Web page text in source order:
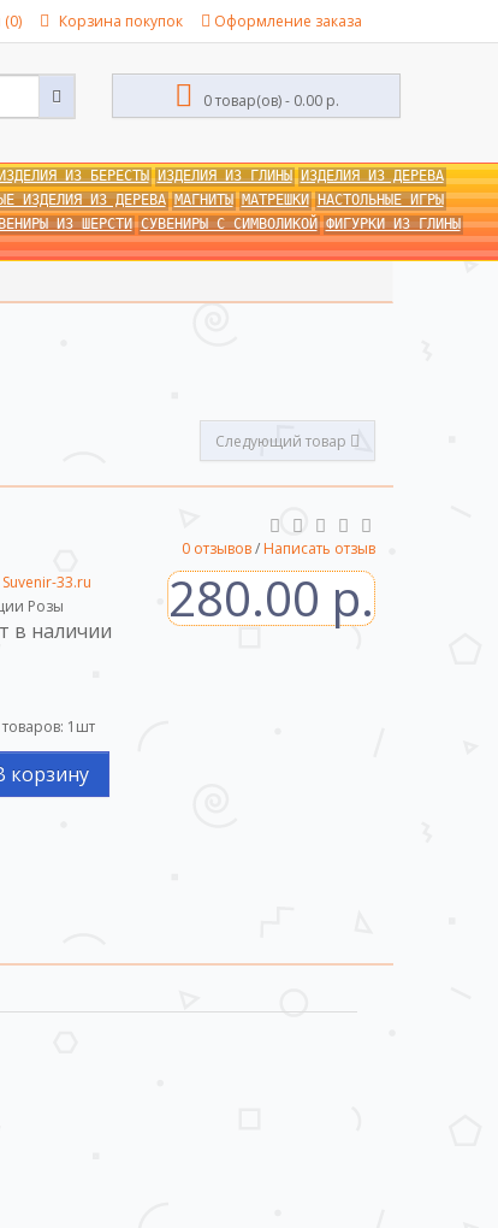
Корзина покупок Оформление заказа
0 товар(ов) - 0.00 р.
ИЗ БЕРЕСТЫ ИЗДЕЛИЯ ИЗ ГЛИНЫ
ИЗДЕЛИЯ ИЗ ДЕРЕВА
ИЗДЕЛИЯ ИЗ ДЕРЕВА МАГНИТЫ МАТРЕШКИ НАСТОЛЬНЫЕ ИГРЫ
ИЗ ШЕРСТИ СУВЕНИРЫ С СИМВОЛИКОЙ ФИГУРКИ ИЗ ГЛИНЫ
Следующий товар
0 отзывов/ Написать отзыв
Suvenir-33.ru
Розы
в наличии
1 шт
280.00 р.
корзину